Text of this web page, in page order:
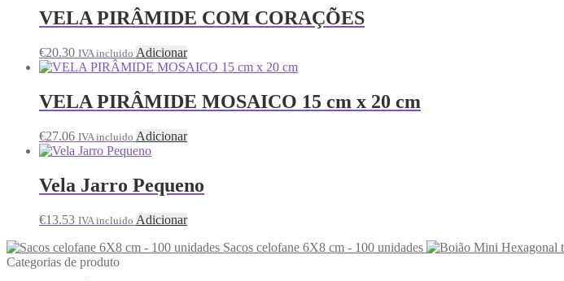
VELA PIRÂMIDE COM CORAÇÕES
€20.30 IVA incluido Adicionar
VELA PIRÂMIDE MOSAICO 15 cm x 20 cm
€27.06 IVA incluido Adicionar
Vela Jarro Pequeno
€13.53 IVA incluido Adicionar
Sacos celofane 6X8 cm - 100 unidades
Categorias de produto